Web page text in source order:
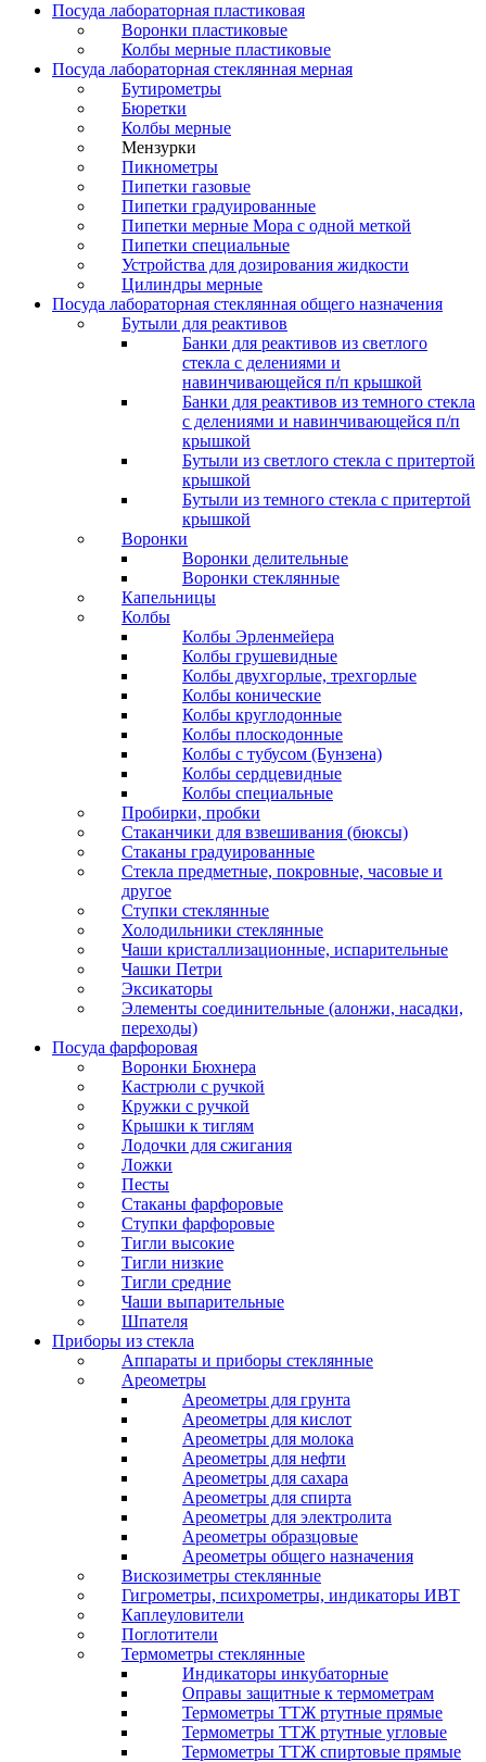
Посуда лабораторная пластиковая
Воронки пластиковые
Колбы мерные пластиковые
Посуда лабораторная стеклянная мерная
Бутирометры
Бюретки
Колбы мерные
Мензурки
Пикнометры
Пипетки газовые
Пипетки градуированные
Пипетки мерные Мора с одной меткой
Пипетки специальные
Устройства для дозирования жидкости
Цилиндры мерные
Посуда лабораторная стеклянная общего назначения
Бутыли для реактивов
Банки для реактивов из светлого
стекла с делениями и
навинчивающейся п/п крышкой
Банки для реактивов из темного стекла
с делениями и навинчивающейся п/п
крышкой
Бутыли из светлого стекла с притертой
крышкой
Бутыли из темного стекла с притертой
крышкой
Воронки
Воронки делительные
Воронки стеклянные
Капельницы
Колбы
Колбы Эрленмейера
Колбы грушевидные
Колбы двухгорлые, трехгорлые
Колбы конические
Колбы круглодонные
Колбы плоскодонные
Колбы с тубусом (Бунзена)
Колбы сердцевидные
Колбы специальные
Пробирки, пробки
Стаканчики для взвешивания (бюксы)
Стаканы градуированные
Стекла предметные, покровные, часовые и
другое
Ступки стеклянные
Холодильники стеклянные
Чаши кристаллизационные, испарительные
Чашки Петри
Эксикаторы
Элементы соединительные (алонжи, насадки,
переходы)
Посуда фарфоровая
Воронки Бюхнера
Кастрюли с ручкой
Кружки с ручкой
Крышки к тиглям
Лодочки для сжигания
Ложки
Песты
Стаканы фарфоровые
Ступки фарфоровые
Тигли высокие
Тигли низкие
Тигли средние
Чаши выпарительные
Шпателя
Приборы из стекла
Аппараты и приборы стеклянные
Ареометры
Ареометры для грунта
Ареометры для кислот
Ареометры для молока
Ареометры для нефти
Ареометры для сахара
Ареометры для спирта
Ареометры для электролита
Ареометры образцовые
Ареометры общего назначения
Вискозиметры стеклянные
Гигрометры, психрометры, индикаторы ИВТ
Каплеуловители
Поглотители
Термометры стеклянные
Индикаторы инкубаторные
Оправы защитные к термометрам
Термометры ТТЖ ртутные прямые
Термометры ТТЖ ртутные угловые
Термометры ТТЖ спиртовые прямые